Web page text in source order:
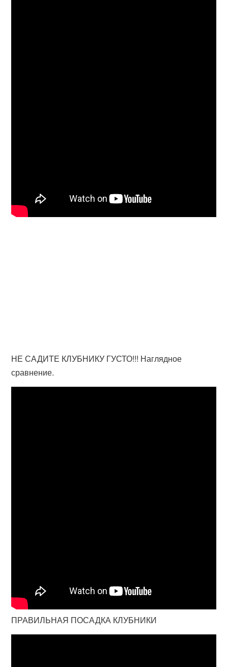
НЕ САДИТЕ КЛУБНИКУ ГУСТО!!! Наглядное
сравнение.
ПРАВИЛЬНАЯ ПОСАДКА КЛУБНИКИ